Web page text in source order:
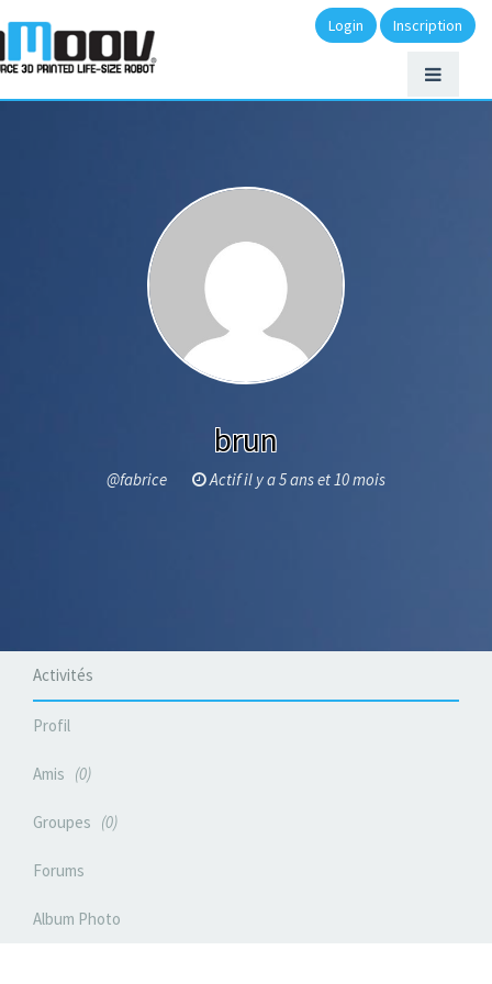
Login Inscription
brun
@fabrice Actif il y a 5 ans et 10 mois
Activités
Profil
Amis 0
Groupes 0
Forums
Album Photo